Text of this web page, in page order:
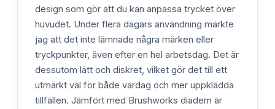
design som gör att du kan anpassa trycket över
huvudet. Under flera dagars användning märkte
jag att det inte lämnade några märken eller
tryckpunkter, även efter en hel arbetsdag. Det är
dessutom lätt och diskret, vilket gör det till ett
utmärkt val för både vardag och mer uppklädda
tillfällen. Jämfört med Brushworks diadem är